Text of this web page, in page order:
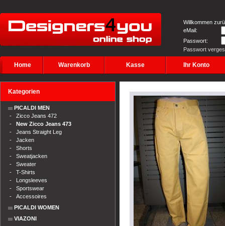
Willkommen
eMail:
Passwort:
Passwort
Home Warenkorb Kasse Ihr Konto
Kategorien
PICALDI MEN
- Zicco Jeans 472
- New Zicco Jeans 473
- Jeans Straight Leg
- Jacken
- Shorts
- Sweatjacken
- Sweater
- T-Shirts
- Longsleeves
- Sportswear
- Accessoires
PICALDI WOMEN
VIAZONI